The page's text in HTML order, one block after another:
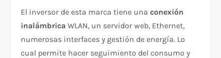
El inversor de esta marca tiene unaconexión
inalámbrica WLAN, un servidor web, Ethernet,
numerosas interfaces y gestión de energía. Lo
cual permite hacer seguimiento del consumo y